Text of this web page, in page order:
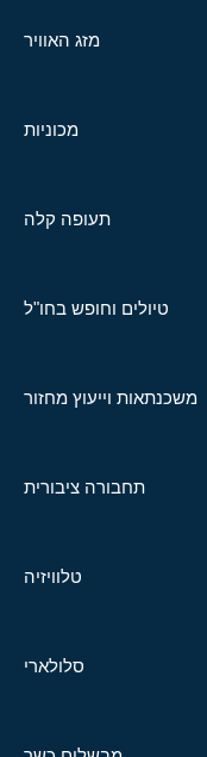
מזג האוויר
מכוניות
תעופה קלה
טיולים וחופש בחו"ל
משכנתאות וייעוץ מחזור
תחבורה ציבורית
טלוויזיה
סלולארי